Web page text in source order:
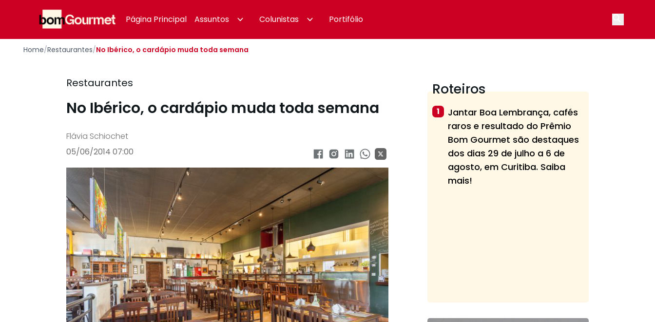
Página Principal
Assuntos Colunistas Portifólio
Home/Restaurantes/No Ibérico, o cardápio muda toda semana
Restaurantes
No Ibérico, o cardápio muda toda semana
Flávia Schiochet
05/06/2014 07:00
Roteiros
1
Jantar Boa Lembrança, cafés
raros e resultado do Prêmio
Bom Gourmet são destaques
dos dias 29 de julho a 6 de
agosto, em Curitiba. Saiba
mais!